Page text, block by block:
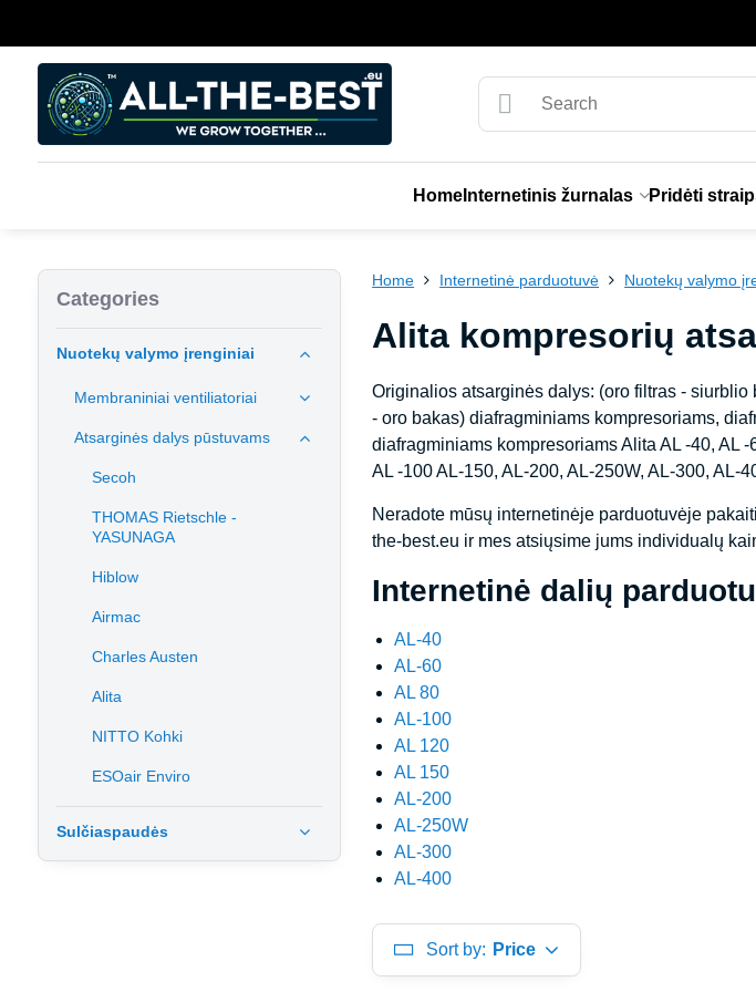
Home Internetinis žurnalas Pridėti
Home Internetinė parduotuvė Nuotekų valymo
Alita kompresorių
Originalios atsarginės dalys: (oro filtras -
- oro bakas) diafragminiams kompresoriams,
diafragminiams kompresoriams Alita AL -40, AL -
AL -100 AL-150, AL-200, AL-250W, AL-300, AL-
Neradote mūsų internetinėje parduotuvėje
the-best.eu ir mes atsiųsime jums individualų
Internetinė dalių
AL-40
AL-60
AL 80
AL-100
AL 120
AL 150
AL-200
AL-250W
AL-300
AL-400
Sort by: Price
Categories
Nuotekų valymo įrenginiai
Membraniniai ventiliatoriai
Atsarginės dalys pūstuvams
Secoh
THOMAS Rietschle -
YASUNAGA
Hiblow
Airmac
Charles Austen
Alita
NITTO Kohki
ESOair Enviro
Sulčiaspaudės